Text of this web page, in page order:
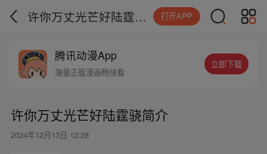
许你万丈光芒好陆霆骁简介 打开APP
腾讯动漫App
海量正版漫画畅快看
立即下载
许你万丈光芒好陆霆骁简介
2024年12月13日 12:28